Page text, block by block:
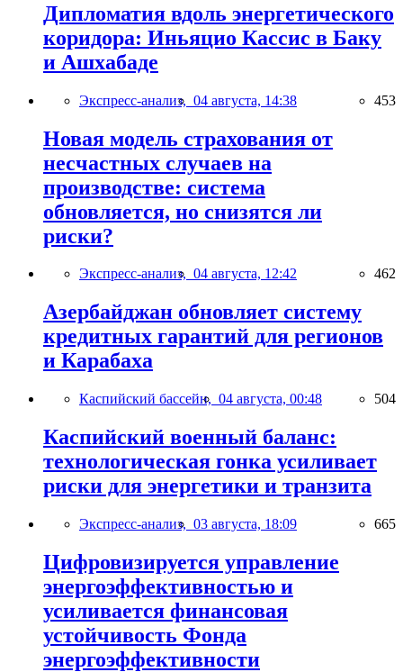
Дипломатия вдоль энергетического
коридора: Иньяцио Кассис в Баку
и Ашхабаде
Экспресс-анализ, 04 августа, 14:38 453
Новая модель страхования от
несчастных случаев на
производстве: система
обновляется, но снизятся ли
риски?
Экспресс-анализ, 04 августа, 12:42 462
Азербайджан обновляет систему
кредитных гарантий для регионов
и Карабаха
Каспийский бассейн, 04 августа, 00:48 504
Каспийский военный баланс:
технологическая гонка усиливает
риски для энергетики и транзита
Экспресс-анализ, 03 августа, 18:09 665
Цифровизируется управление
энергоэффективностью и
усиливается финансовая
устойчивость Фонда
энергоэффективности